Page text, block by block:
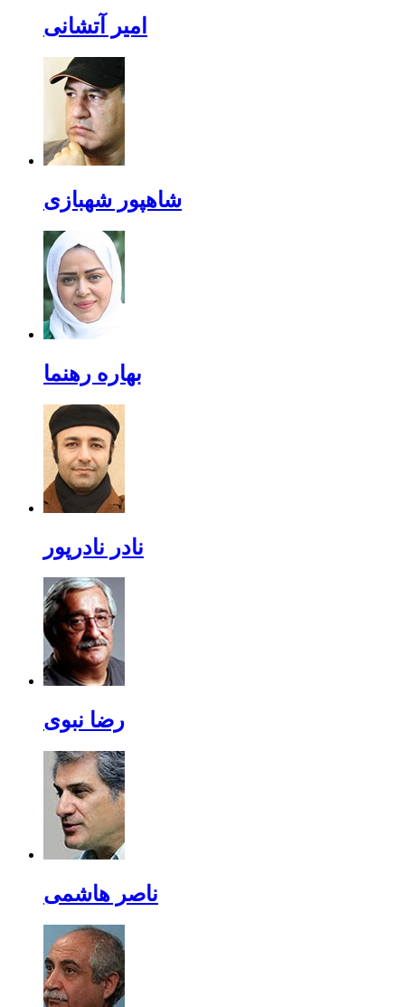
امیر آتشانی
شاهپور شهبازی
بهاره رهنما
نادر نادرپور
رضا نبوی
ناصر هاشمی